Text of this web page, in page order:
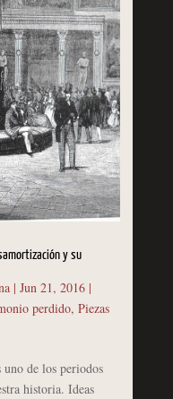
y su
| Jun 21, 2016|
perdido, Piezas
de los periodos
historia. Ideas